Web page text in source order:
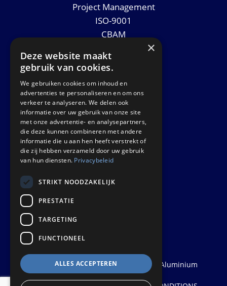
Project Management
ISO-9001
CBAM
Nieuws
GET IN TOUCH
Euralco Europe B.V.
Zinkstraat 24 - E9451
4823 AD Breda
The Netherlands
© 2026Euralco Europe - The Power of Aluminium
| Realisatie:Probu
×
Deze website maakt
gebruik van cookies.
We gebruiken cookies om inhoud en
advertenties te personaliseren en om ons
verkeer te analyseren. We delen ook
informatie over uw gebruik van onze site
met onze advertentie- en analysepartners,
die deze kunnen combineren met andere
informatie die u aan hen heeft verstrekt of
die zij hebben verzameld door uw gebruik
van hun diensten. Privacybeleid
STRIKT NOODZAKELIJK
PRESTATIE
TARGETING
FUNCTIONEEL
ALLES ACCEPTEREN